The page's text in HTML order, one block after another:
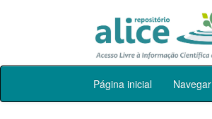
Skip
Página inicial Navegar